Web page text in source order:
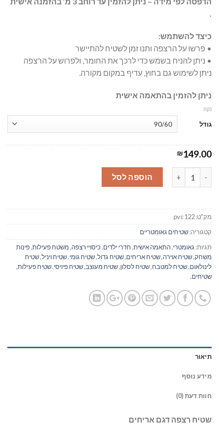
.
כיצד להשתמש:
• פרשו על הרצפה ותנו זמן לשטיח להתיישר
• ניתן להניח בשמש כדי לרכך את החומר, ולפרוש על הרצפה
ניתן לשימוש גם בחוץ, עדיף במקום מקורה.
ניתן להזמין בהתאמה אישית
גודל
נקה
₪149.00
כמות של אירה אדום וטורקיז - שטיח רצפה פיויסי - #122
הוספה לסל
מק"ט:pvc 122
קטגוריה:שטיחים גאומטריים
תגיות: גאומטרי,התאמה אישית,חדרי ילדים,כיסויי רצפה,משטח פעילות,פינות
משחק,שטיח אוירה,שטיח אריחים,שטיח גדול,שטיח גומי,שטיח ויניל,שטיח
לינולאום,שטיח למטבח,שטיח לסלון,שטיח מעוצב,שטיח פיויסי,שטיח פעילות,
שטיחים.
תיאור
מידע נוסף
חוות דעת (0)
שטיח רצפה דגם אריחים